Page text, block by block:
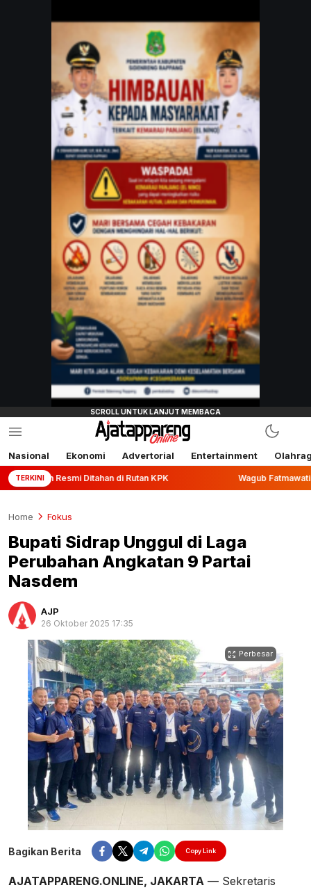
Nasional Ekonomi Advertorial Entertainment
TERKINI
Ditahan di Rutan KPK Wagub Fatmawati Rusdi Lepas
Home Fokus
Bupati Sidrap Unggul di Laga
Perubahan Angkatan 9 Partai
Nasdem
AJP
26 Oktober 2025 17:35
Perbesar
Bagikan Berita Copy Link
AJATAPPARENG.ONLINE, JAKARTA — Sekretaris